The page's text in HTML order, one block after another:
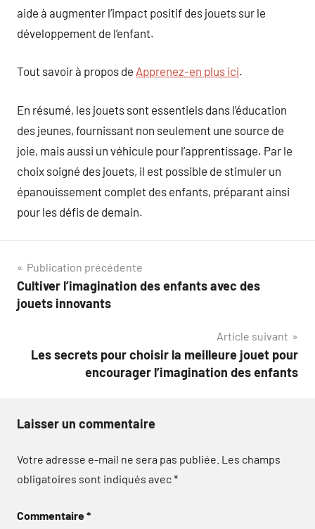
aide à augmenter l’impact positif des jouets sur le
développement de l’enfant.
Tout savoir à propos de Apprenez-en plus ici.
En résumé, les jouets sont essentiels dans l’éducation
des jeunes, fournissant non seulement une source de
joie, mais aussi un véhicule pour l’apprentissage. Par le
choix soigné des jouets, il est possible de stimuler un
épanouissement complet des enfants, préparant ainsi
pour les défis de demain.
Navigation
de
Publication précédente
Cultiver l’imagination des enfants avec des
jouets innovants
Article suivant
Les secrets pour choisir la meilleure jouet pour
encourager l’imagination des enfants
Laisser un commentaire
Votre adresse e-mail ne sera pas publiée. Les champs
obligatoires sont indiqués avec*
Commentaire*